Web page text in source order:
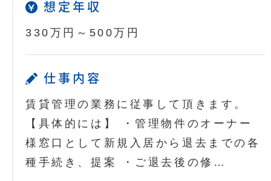
想定年収
330万円～500万円
仕事内容
賃貸管理の業務に従事して頂きます。
【具体的には】 ・管理物件のオーナー
様窓口として新規入居から退去までの各
種手続き、提案 ・ご退去後の修…